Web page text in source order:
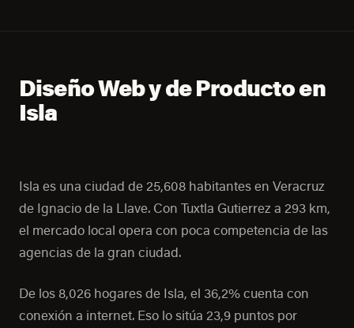
Diseño Web y de Producto en
Isla
Isla es una ciudad de 25,608 habitantes en Veracruz
de Ignacio de la Llave. Con Tuxtla Gutierrez a 293 km,
el mercado local opera con poca competencia de las
agencias de la gran ciudad.
De los 8,026 hogares de Isla, el 36,2% cuenta con
conexión a internet. Eso lo sitúa 23,9 puntos por